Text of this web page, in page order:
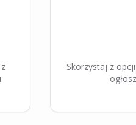
Skorzystaj z